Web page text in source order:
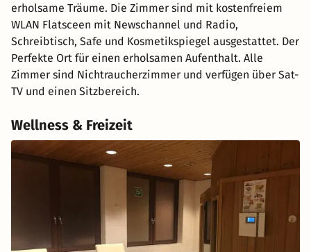
erholsame Träume. Die Zimmer sind mit kostenfreiem
WLAN Flatsceen mit Newschannel und Radio,
Schreibtisch, Safe und Kosmetikspiegel ausgestattet. Der
Perfekte Ort für einen erholsamen Aufenthalt. Alle
Zimmer sind Nichtraucherzimmer und verfügen über Sat-
TV und einen Sitzbereich.
Wellness & Freizeit